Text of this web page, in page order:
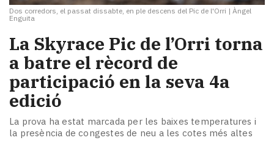
Dos corredors, el passat dissabte, en ple descens del Pic de l'Orri | Àngel
Enguita
La Skyrace Pic de l’Orri torna
a batre el rècord de
participació en la seva 4a
edició
La prova ha estat marcada per les baixes temperatures i
la presència de congestes de neu a les cotes més altes